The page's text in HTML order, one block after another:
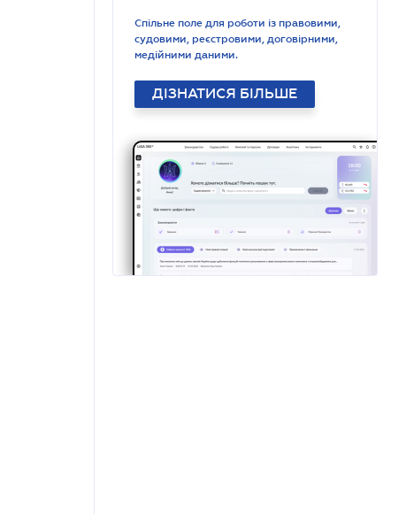
Спільне поле для роботи із правовими,
судовими, реєстровими, договірними,
медійними даними.
ДІЗНАТИСЯ БІЛЬШЕ